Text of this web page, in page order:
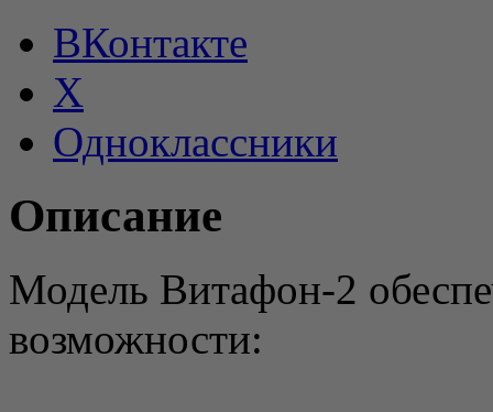
ВКонтакте
X
Одноклассники
Описание
Модель Витафон-2
возможности: